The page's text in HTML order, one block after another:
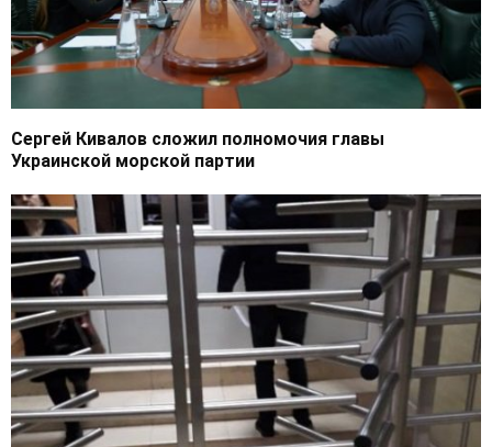
Сергей Кивалов сложил полномочия главы
Украинской морской партии